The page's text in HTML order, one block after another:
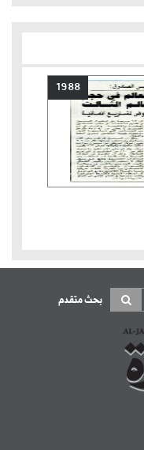
1988
بحث متقدم